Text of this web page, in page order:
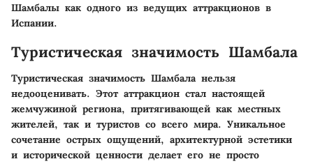
Шамбалы как одного из ведущих аттракционов в
Испании.
Туристическая значимость Шамбала
Туристическая значимость Шамбала нельзя
недооценивать. Этот аттракцион стал настоящей
жемчужиной региона, притягивающей как местных
жителей, так и туристов со всего мира. Уникальное
сочетание острых ощущений, архитектурной эстетики
и исторической ценности делает его не просто